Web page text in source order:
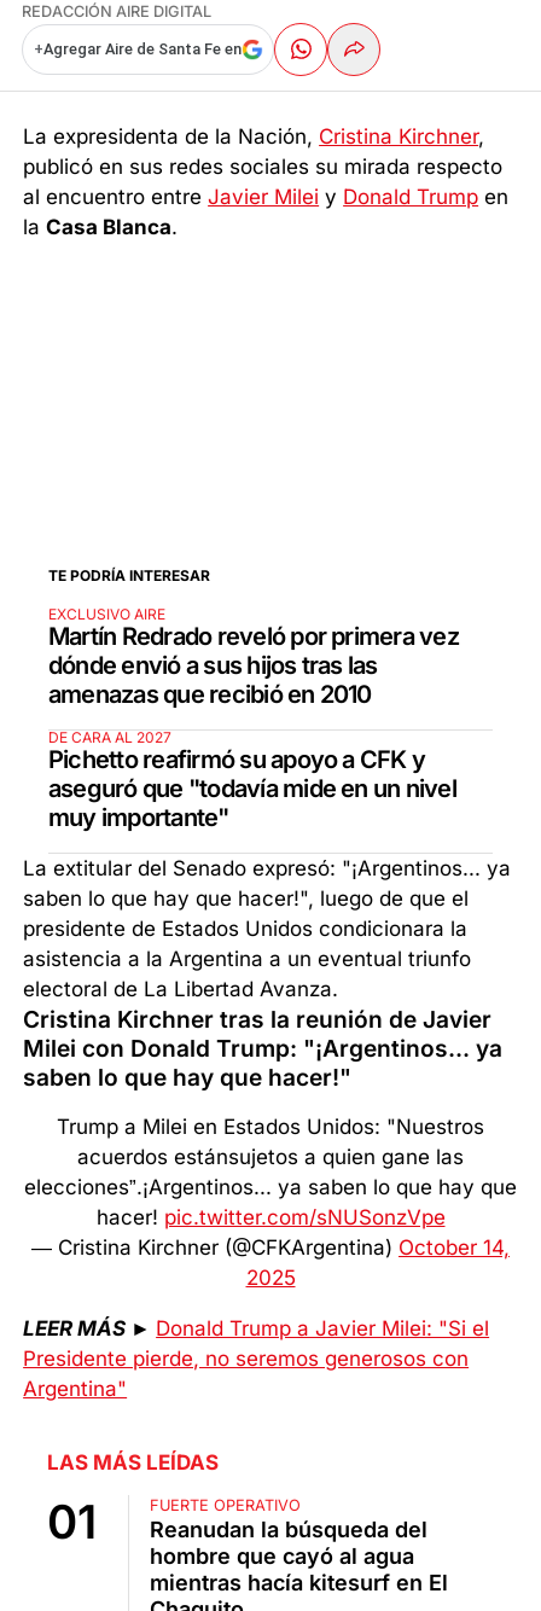
REDACCIÓN AIRE DIGITAL
+Agregar Aire de Santa Fe en
La expresidenta de la Nación, Cristina Kirchner,
publicó en sus redes sociales su mirada respecto
al encuentro entreJavier Milei y Donald Trump en
laCasa Blanca.
TE PODRÍA INTERESAR
EXCLUSIVO AIRE
Martín Redrado reveló por primera vez
dónde envió a sus hijos tras las
amenazas que recibió en 2010
DE CARA AL 2027
Pichetto reafirmó su apoyo a CFK y
aseguró que "todavía mide en un nivel
muy importante"
La extitular del Senado expresó: "¡Argentinos... ya
saben lo que hay que hacer!", luego de que el
presidente de Estados Unidos condicionara la
asistencia a la Argentina a un eventual triunfo
electoral de La Libertad Avanza.
Cristina Kirchner tras la reunión de Javier
Milei con Donald Trump: "¡Argentinos... ya
saben lo que hay que hacer!"
Trump a Milei en Estados Unidos: "Nuestros
acuerdos estánsujetos a quien gane las
elecciones”.¡Argentinos... ya saben lo que hay que
hacer! pic.twitter.com/sNUSonzVpe
— Cristina Kirchner (@CFKArgentina) October 14,
2025
LEER MÁS ► Donald Trump a Javier Milei: "Si el
Presidente pierde, no seremos generosos con
Argentina"
LAS MÁS LEÍDAS
FUERTE OPERATIVO
Reanudan la búsqueda del
hombre que cayó al agua
mientras hacía kitesurf en El